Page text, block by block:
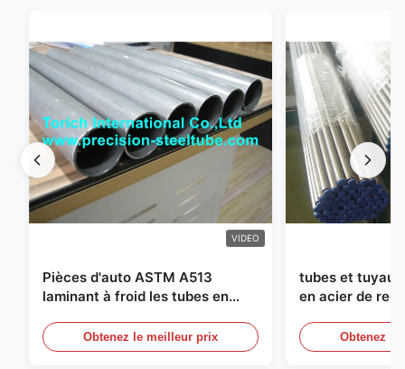
VIDEO
Pièces d'auto ASTM A513
laminant à froid les tubes en
des DOMObtenez le meilleur prix
tubes et tuyaux
en acier de
circuitsObtenez